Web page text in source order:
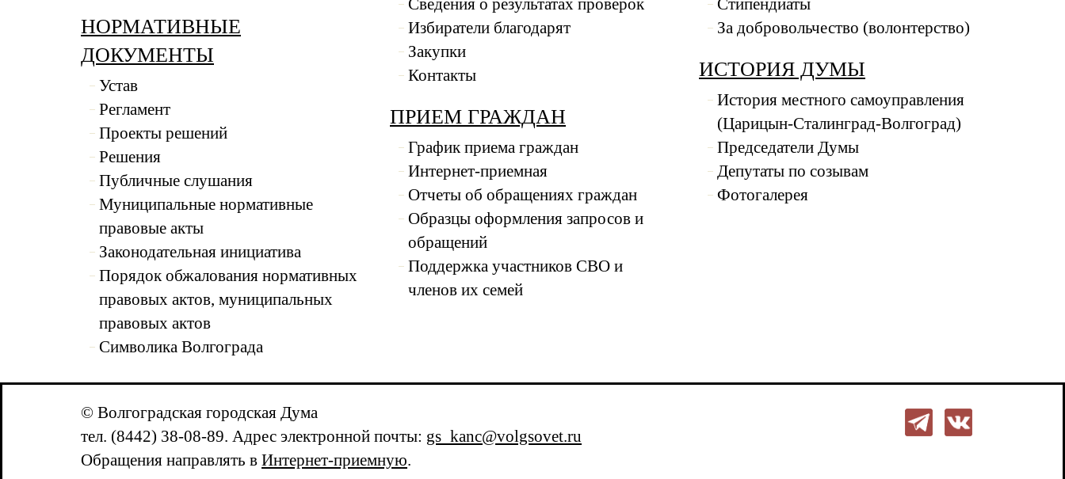
НОРМАТИВНЫЕ
ДОКУМЕНТЫ
Устав
Регламент
Проекты решений
Решения
Публичные слушания
Муниципальные нормативные
правовые акты
Законодательная инициатива
Порядок обжалования нормативных
правовых актов, муниципальных
правовых актов
Символика Волгограда
Сведения о результатах проверок
Избиратели благодарят
Закупки
Контакты
ПРИЕМ ГРАЖДАН
График приема граждан
Интернет-приемная
Отчеты об обращениях граждан
Образцы оформления запросов и
обращений
Поддержка участников СВО и
членов их семей
Стипендиаты
За добровольчество (волонтерство)
ИСТОРИЯ ДУМЫ
История местного самоуправления
(Царицын-Сталинград-Волгоград)
Председатели Думы
Депутаты по созывам
Фотогалерея
© Волгоградская городская Дума
тел. (8442) 38-08-89. Адрес электронной почты: gs_kanc@volgsovet.ru
Обращения направлять в Интернет-приемную.